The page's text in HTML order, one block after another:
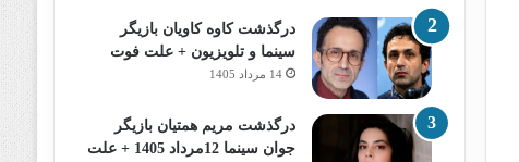
درگذشت کاوه کاویان بازیگر
سینما و تلویزیون + علت فوت
14 مرداد 1405
درگذشت مریم همتیان بازیگر
جوان سینما 12مرداد 1405 + علت